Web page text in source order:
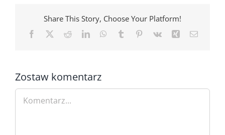
Share This Story, Choose Your Platform!
Facebook RedditLinkedInWhatsApp
Tumblr Pinterest
Vk Xing Email
Zostaw komentarz
Comment